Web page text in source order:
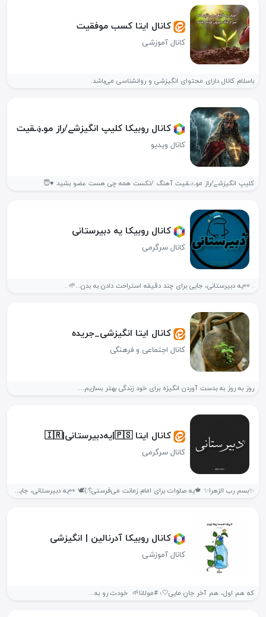
کانال ایتا کسب موفقیت
کانال آموزشی
باسلام کانال دارای محتوای انگیزشی و روانشناسی می‌باشد.
کانال روبیکا کلیپ انگیزشے/راز موـ؋ـقیت
کانال ویدیو
کلیپ انگیزشے/راز موـ؋ـقیت آهنگ /تکست همه چی هست عضو بشید ♥️😇
کانال روبیکا یه دبیرستانی
کانال سرگرمی
. 👀یه دبیرستانی، جایی برای چند دقیقه استراحت دادن به بدن...🌱 .
کانال ایتا انگیزشی_جریده
کانال اجتماعی و فرهنگی
روز به روز به بدست آوردن انگیزه برای خود زندگی بهتر بسازیم....
کانال ایتا 🇵🇸|یه‌دبیرستانی|🇮🇷
کانال سرگرمی
✨بسم رب الزهرا✨ 🍁یه صلوات برای امام زمانت می‌فرستی؟:)🕊 👀یه دبیرستانی، جایی...
کانال روبیکا آدرنالین | انگیزشی
کانال آموزشی
که هم اول، هم آخر جانِ مایی🤍؛ #مولانا🌱 ‌ خودت رو به...